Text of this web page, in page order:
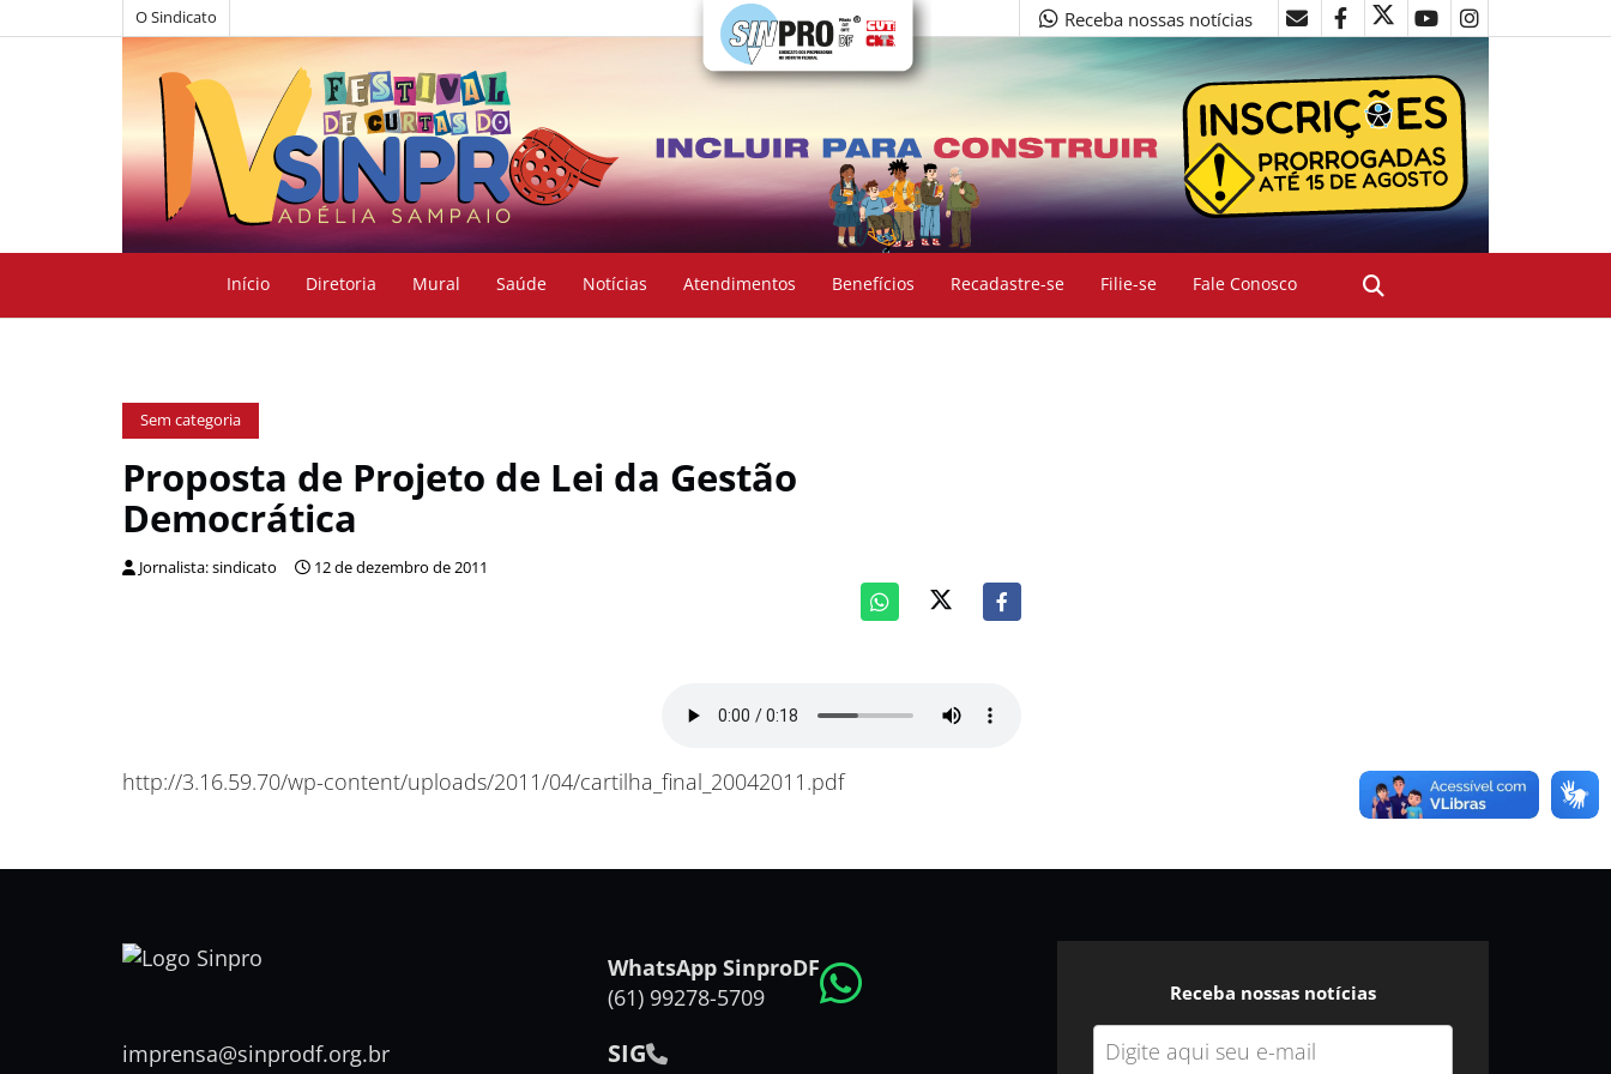
O Sindicato Receba nossas notícias
Início Diretoria Mural Saúde Notícias Atendimentos Benefícios Recadastre-se Filie-se Fale Conosco
Sem categoria
Proposta de Projeto de Lei da Gestão
Democrática
Jornalista: sindicato 12 de dezembro de 2011
http://3.16.59.70/wp-content/uploads/2011/04/cartilha_final_20042011.pdf
imprensa@sinprodf.org.br
WhatsApp SinproDF
(61) 99278-5709
SIG
Receba nossas notícias